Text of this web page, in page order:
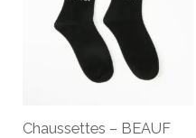
Chaussettes – BEAUF